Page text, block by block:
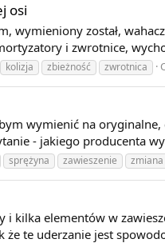
osi
wymieniony został,
i zwrotnice,
kolizja zbieżność zwrotnica
wymienić na
- jakiego producenta
sprężyna zawieszenie zmiana
kilka elementów w
że te uderzanie jest